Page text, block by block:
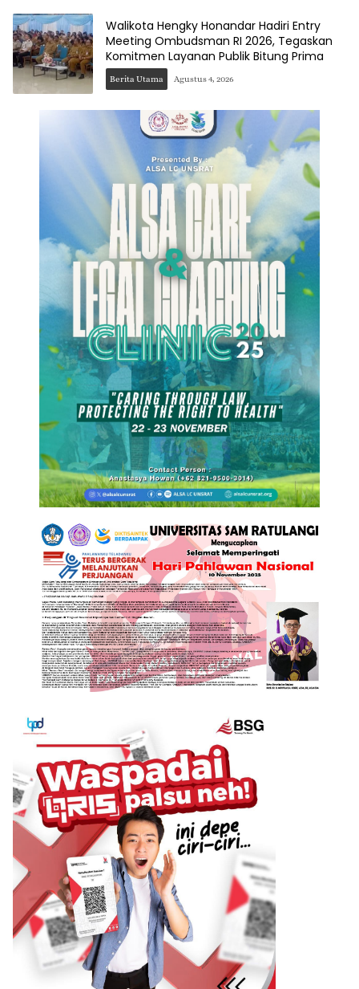
Walikota Hengky Honandar Hadiri Entry
Meeting Ombudsman RI 2026, Tegaskan
Komitmen Layanan Publik Bitung Prima
Berita Utama Agustus 4, 2026